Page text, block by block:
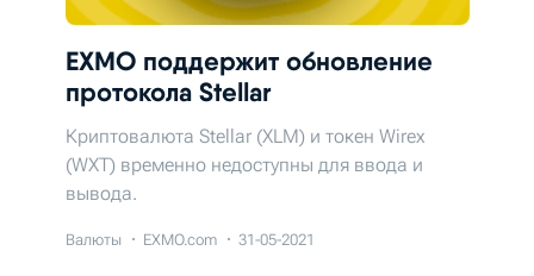
EXMO поддержит обновление
протокола Stellar
Криптовалюта Stellar (XLM) и токен Wirex
(WXT) временно недоступны для ввода и
вывода.
Валюты EXMO.com 31-05-2021